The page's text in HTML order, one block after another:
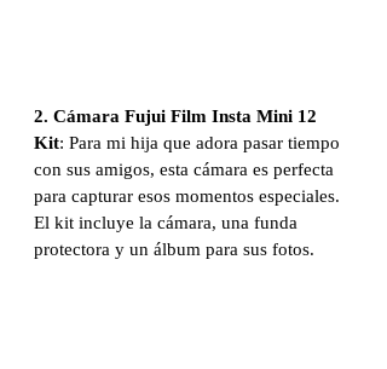
2. Cámara Fujui Film Insta Mini 12
Kit: Para mi hija que adora pasar tiempo
con sus amigos, esta cámara es perfecta
para capturar esos momentos especiales.
El kit incluye la cámara, una funda
protectora y un álbum para sus fotos.